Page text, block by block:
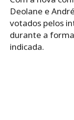
Deolane e
votados pelos
durante a
indicada.